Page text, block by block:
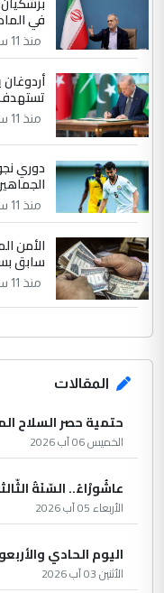
الموضوع :
مضجعيك يابن
في
منذ 11 ساعة
تستهدف
منذ 11 ساعة
دوري
منذ 11 ساعة
الأمن
سابق
منذ 11 ساعة
المقالات
حتمية حصر السلاح
الخميس 06 آب 2026
عاشُورْاءُ.. السّنَةُ
الأربعاء 05 آب 2026
اليوم الحادي
الأثنين 03 آب 2026